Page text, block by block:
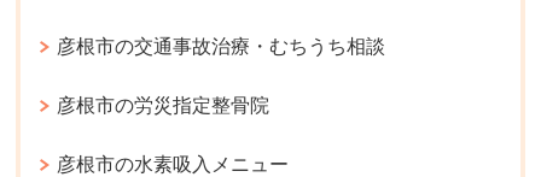
彦根市の交通事故治療・むちうち相談
彦根市の労災指定整骨院
彦根市の水素吸入メニュー